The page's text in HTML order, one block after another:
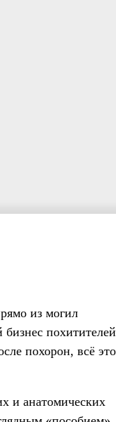
из могил
похитителей
похорон, всё
и анатомических